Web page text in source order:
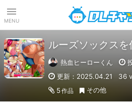
MENU
ルーズソックス
熱血ヒーローくん
更新：2025.04.21
36
5作品 その他